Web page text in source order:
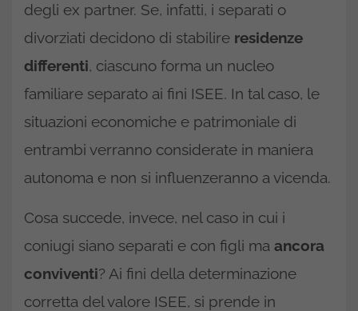
degli ex partner. Se, infatti, i separati o
divorziati decidono di stabilire residenze
differenti, ciascuno forma un nucleo
familiare separato ai fini ISEE. In tal caso, le
situazioni economiche e patrimoniale di
entrambi verranno considerate in maniera
autonoma e non si influenzeranno a vicenda.
Cosa succede, invece, nel caso in cui i
coniugi siano separati e con figli ma ancora
conviventi? Ai fini della determinazione
corretta del valore ISEE, si prende in